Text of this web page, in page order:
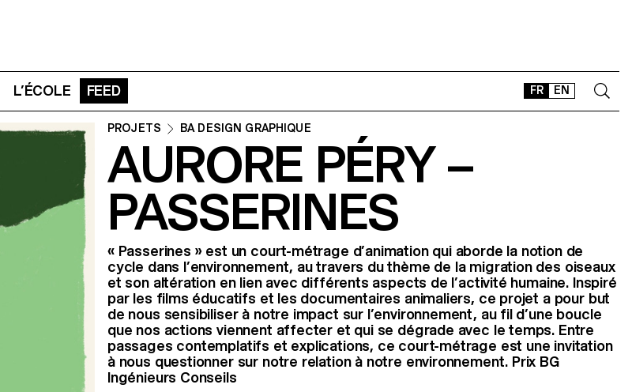
FR EN
L’ÉCOLE FEED
Instagram
Facebook
LinkedIn
Vimeo
PROJETS BA DESIGN GRAPHIQUE
AURORE PÉRY –
PASSERINES
« Passerines » est un court-métrage d’animation qui aborde la notion de
cycle dans l’environnement, au travers du thème de la migration des oiseaux
et son altération en lien avec différents aspects de l’activité humaine. Inspiré
par les films éducatifs et les documentaires animaliers, ce projet a pour but
de nous sensibiliser à notre impact sur l’environnement, au fil d’une boucle
que nos actions viennent affecter et qui se dégrade avec le temps. Entre
passages contemplatifs et explications, ce court-métrage est une invitation
à nous questionner sur notre relation à notre environnement. Prix BG
Ingénieurs Conseils